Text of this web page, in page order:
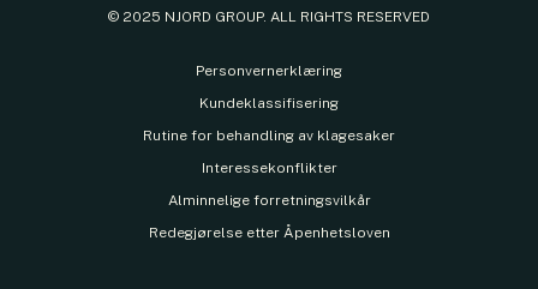
© 2025 NJORD GROUP. ALL RIGHTS RESERVED
Personvernerklæring
Kundeklassifisering
Rutine for behandling av klagesaker
Interessekonflikter
Alminnelige forretningsvilkår
Redegjørelse etter Åpenhetsloven